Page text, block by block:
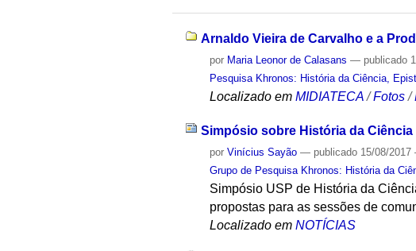
Arnaldo Vieira de Carvalho e a
por Maria Leonor de Calasans — publicado
Pesquisa Khronos: História da Ciência,
Localizado em MIDIATECA /Fotos /
Simpósio sobre História da
porVinícius Sayão — publicado 15/08/2017
Grupo de Pesquisa Khronos: História da
Simpósio USP de História da
propostas para as sessões de
Localizado em NOTÍCIAS